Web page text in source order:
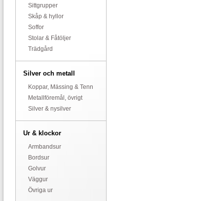
Sittgrupper
Skåp & hyllor
Soffor
Stolar & Fåtöljer
Trädgård
Silver och metall
Koppar, Mässing & Tenn
Metallföremål, övrigt
Silver & nysilver
Ur & klockor
Armbandsur
Bordsur
Golvur
Väggur
Övriga ur